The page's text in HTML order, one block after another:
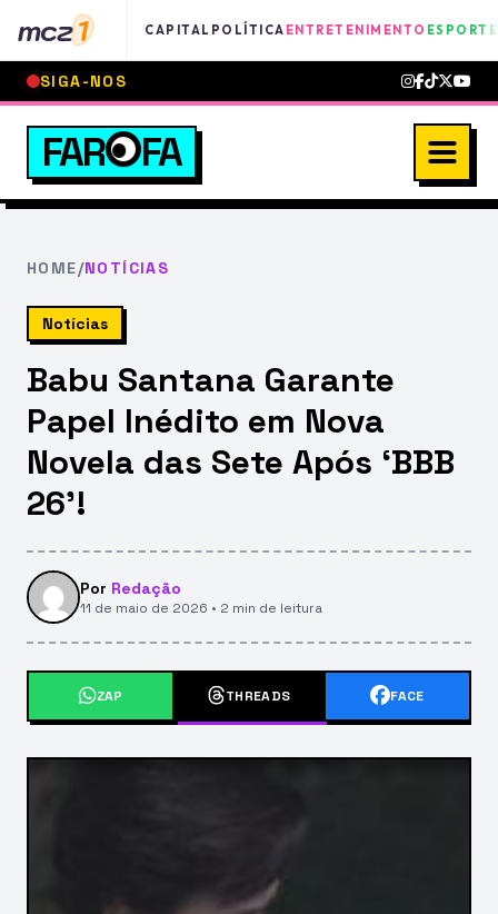
mcz1 CAPITAL POLÍTICA ENTRETENIMENTO
SIGA-NOS
FAR FA
HOME/NOTÍCIAS
Notícias
Babu Santana Garante
Papel Inédito em Nova
Novela das Sete Após ‘BBB
26’!
Por Redação
11 de maio de 2026 • 2 min de leitura
ZAP THREADS FACE